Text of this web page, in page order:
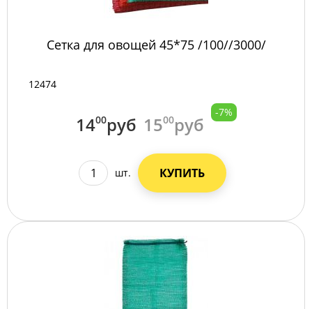
Сетка для овощей 45*75 /100//3000/
12474
1400руб 1500руб
-7%
шт. КУПИТЬ